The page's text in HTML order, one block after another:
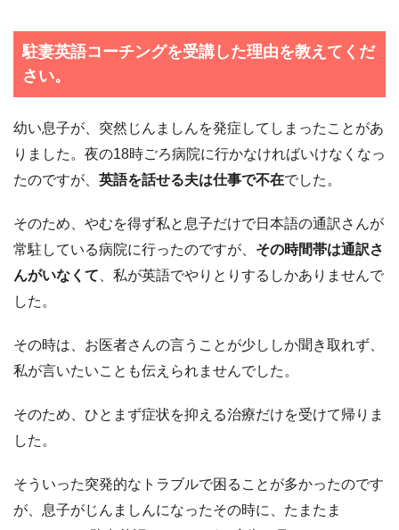
駐妻英語コーチングを受講した理由を教えてくだ
さい。
幼い息子が、突然じんましんを発症してしまったことがあ
りました。夜の18時ごろ病院に行かなければいけなくなっ
たのですが、 英語を話せる夫は仕事で不在でした。
そのため、やむを得ず私と息子だけで日本語の通訳さんが
常駐している病院に行ったのですが、 その時間帯は通訳さ
んがいなくて 、私が英語でやりとりするしかありませんで
した。
その時は、お医者さんの言うことが少ししか聞き取れず、
私が言いたいことも伝えられませんでした。
そのため、ひとまず症状を抑える治療だけを受けて帰りま
した。
そういった突発的なトラブルで困ることが多かったのです
が、息子がじんましんになったその時に、たまたま